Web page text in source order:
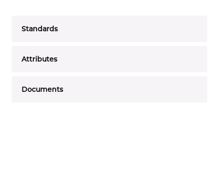
Standards
Attributes
Documents